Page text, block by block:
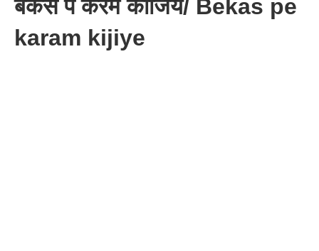
बेकस पे करम कीजिये/ Bekas pe
karam kijiye